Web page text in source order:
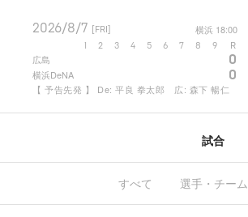
2026/8/7 [FRI] 横浜 18:00
2 3 4 5 6 7 8 9 R
広島 0
横浜DeNA 0
【 予告先発 】 De: 平良 拳太郎 広: 森下 暢仁
試合
すべて 選手・チーム